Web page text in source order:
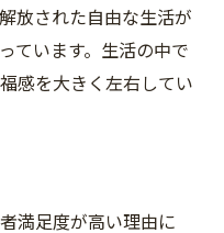
放された自由な生活が
ています。生活の中で
感を大きく左右してい
満足度が高い理由に